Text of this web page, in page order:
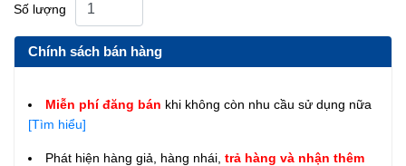
Số lượng
Chính sách bán hàng
Miễn phí đăng bán khi không còn nhu cầu sử dụng nữa
[Tìm hiểu]
Phát hiện hàng giả, hàng nhái, trả hàng và nhận thêm